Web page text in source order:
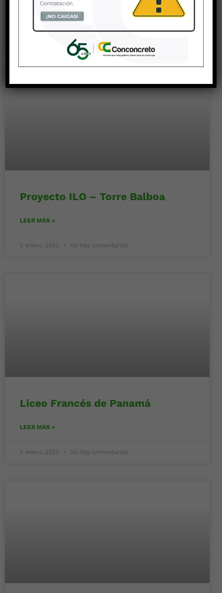
LEER MÁS »
No hay comentarios
Proyecto ILO – Torre Balboa
LEER MÁS »
5 enero, 2023 No hay comentarios
Liceo Francés de Panamá
LEER MÁS »
5 enero, 2023 No hay comentarios